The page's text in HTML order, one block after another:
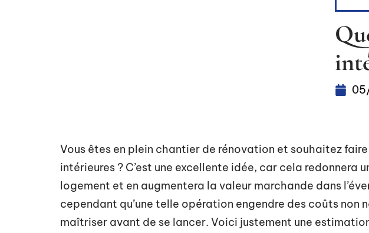
Vous êtes en plein chantier de rénovation et souhaitez
intérieures ? C’est une excellente idée, car cela redonnera
logement et en augmentera la valeur marchande dans
cependant qu’une telle opération engendre des coûts non
maîtriser avant de se lancer. Voici justement une